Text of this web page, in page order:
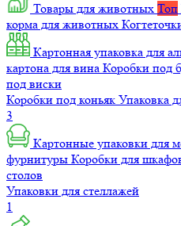
Товары для животных Топ
корма для животных
Картонная упаковка для
картона для вина Коробки под
под виски
Коробки под коньяк Упаковка
3
Картонные упаковки для
фурнитуры Коробки для
столов
Упаковки для стеллажей
1